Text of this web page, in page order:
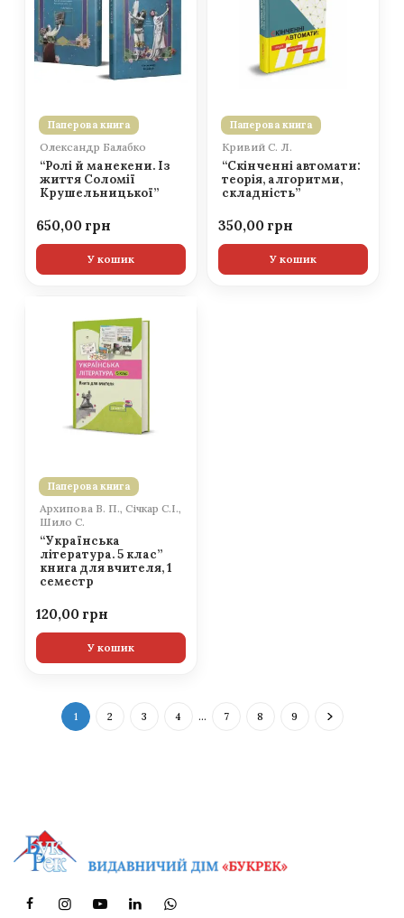
Паперова книга
Олександр Балабко
“Ролі й манекени. Із
життя Соломії
Крушельницької”
650,00
У кошик
Паперова книга
Кривий С. Л.
“Скінченні автомати:
теорія, алгоритми,
складність”
350,00
У кошик
Паперова книга
Архипова В. П., Січкар С.І.,
Шило С.
“Українська
література. 5 клас”
книга для вчителя, 1
семестр
120,00
У кошик
1 2 3 4 … 7 8 9